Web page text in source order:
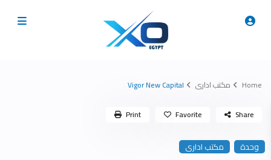
Home مكتب ادارى Vigor New Capital
وحدة مكتب ادارى
Share
Favorite
Print